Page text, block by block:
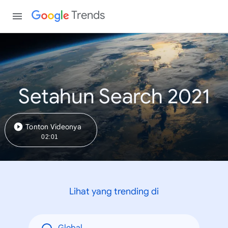
Trends
Setahun Search 2021
Tonton Videonya
02:01
Lihat yang trending di